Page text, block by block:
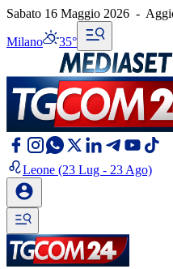
Sabato 16 Maggio 2026 -
Milano 35°
Leone (23 Lug - 23 Ago)